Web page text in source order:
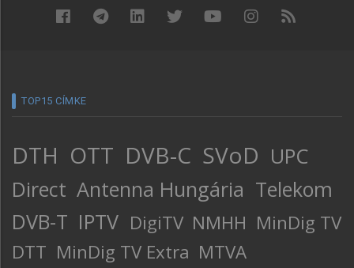
TOP15 CÍMKE
DTH OTT DVB-C SVoD UPC
Direct Antenna Hungária Telekom
DVB-T IPTV DigiTV NMHH MinDig TV
DTT MinDig TV Extra MTVA